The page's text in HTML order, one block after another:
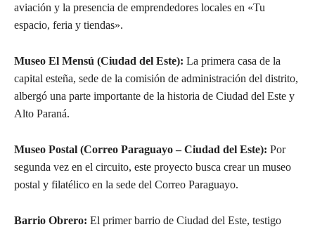
aviación y la presencia de emprendedores locales en «Tu
espacio, feria y tiendas».
Museo El Mensú (Ciudad del Este): La primera casa de la
capital esteña, sede de la comisión de administración del distrito,
albergó una parte importante de la historia de Ciudad del Este y
Alto Paraná.
Museo Postal (Correo Paraguayo – Ciudad del Este): Por
segunda vez en el circuito, este proyecto busca crear un museo
postal y filatélico en la sede del Correo Paraguayo.
Barrio Obrero: El primer barrio de Ciudad del Este, testigo